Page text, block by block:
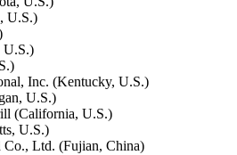
U.S.)
U.S.)
Inc. (Kentucky, U.S.)
U.S.)
(California, U.S.)
U.S.)
Co., Ltd. (Fujian, China)